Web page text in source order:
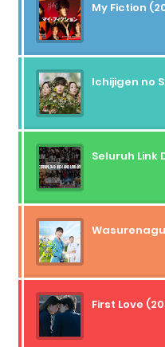
My Fiction